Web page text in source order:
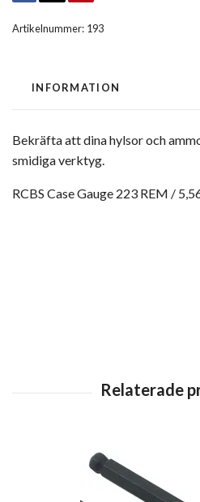
Artikelnummer: 193
INFORMATION
Bekräfta att dina hylsor och
smidiga verktyg.
RCBS Case Gauge 223 REM /